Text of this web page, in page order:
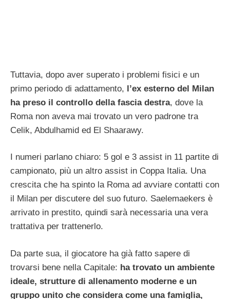
Tuttavia, dopo aver superato i problemi fisici e un
primo periodo di adattamento, l’ex esterno del Milan
ha preso il controllo della fascia destra, dove la
Roma non aveva mai trovato un vero padrone tra
Celik, Abdulhamid ed El Shaarawy.
I numeri parlano chiaro: 5 gol e 3 assist in 11 partite di
campionato, più un altro assist in Coppa Italia. Una
crescita che ha spinto la Roma ad avviare contatti con
il Milan per discutere del suo futuro. Saelemaekers è
arrivato in prestito, quindi sarà necessaria una vera
trattativa per trattenerlo.
Da parte sua, il giocatore ha già fatto sapere di
trovarsi bene nella Capitale: ha trovato un ambiente
ideale, strutture di allenamento moderne e un
gruppo unito che considera come una famiglia,